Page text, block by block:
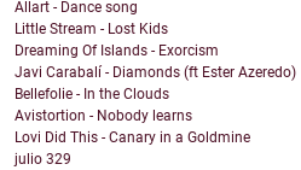
Allart - Dance song
Little Stream - Lost Kids
Dreaming Of Islands - Exorcism
Javi Carabalí - Diamonds (ft Ester Azeredo)
Bellefolie - In the Clouds
Avistortion - Nobody learns
Lovi Did This - Canary in a Goldmine
julio 329